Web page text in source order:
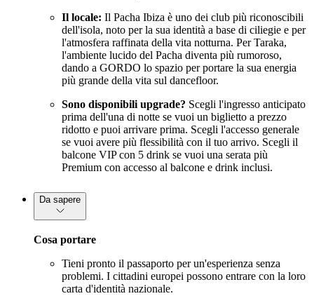
Il locale: Il Pacha Ibiza è uno dei club più riconoscibili
dell'isola, noto per la sua identità a base di ciliegie e per
l'atmosfera raffinata della vita notturna. Per Taraka,
l'ambiente lucido del Pacha diventa più rumoroso,
dando a GORDO lo spazio per portare la sua energia
più grande della vita sul dancefloor.
Sono disponibili upgrade? Scegli l'ingresso anticipato
prima dell'una di notte se vuoi un biglietto a prezzo
ridotto e puoi arrivare prima. Scegli l'accesso generale
se vuoi avere più flessibilità con il tuo arrivo. Scegli il
balcone VIP con 5 drink se vuoi una serata più
Premium con accesso al balcone e drink inclusi.
Da sapere
Cosa portare
Tieni pronto il passaporto per un'esperienza senza
problemi. I cittadini europei possono entrare con la loro
carta d'identità nazionale.